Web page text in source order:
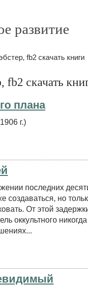
развитие
fb2 скачать книги
fb2 скачать
плана
г.)
последних
создаваться, но
От этой
оккультного